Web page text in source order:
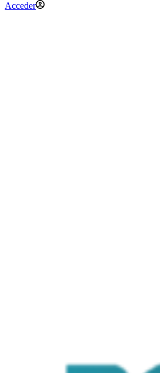
Acceder